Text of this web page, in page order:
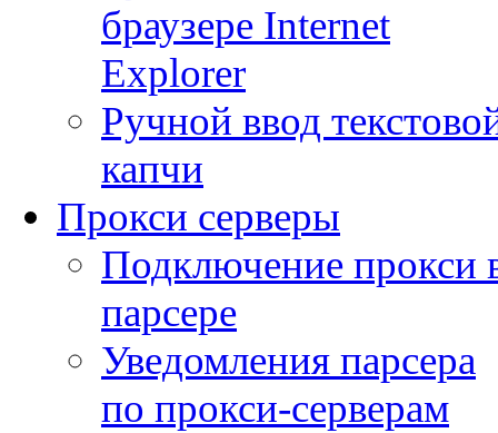
браузере Internet
Explorer
Ручной ввод
капчи
Прокси серверы
Подключение прокси
парсере
Уведомления парсера
по прокси-серверам